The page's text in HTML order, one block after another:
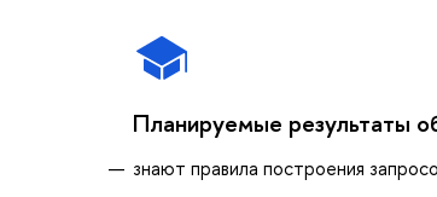
Планируемые результаты
знают правила построения